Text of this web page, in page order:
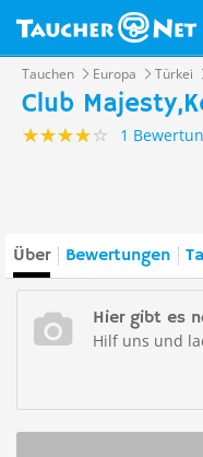
Tauchen Europa Türkei
Club
1
Über Bewertungen
Hier gibt es
Hilf uns und